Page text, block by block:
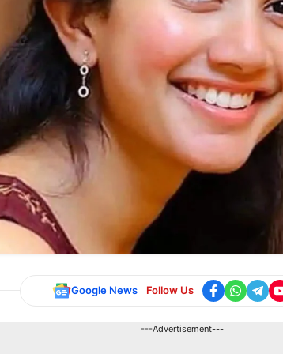
Google News Follow Us
---Advertisement---